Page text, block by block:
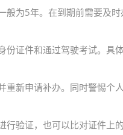
为5年。在到期前需要及
证件和通过驾驶考试。具
新申请补办。同时警惕个
验证，也可以比对证件上